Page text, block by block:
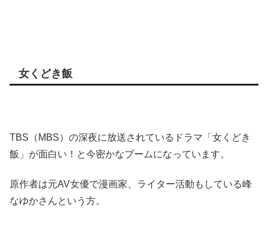
女くどき飯
TBS（MBS）の深夜に放送されているドラマ「女くどき
飯」が面白い！と今密かなブームになっています。
原作者は元AV女優で漫画家、ライター活動もしている峰
なゆかさんという方。